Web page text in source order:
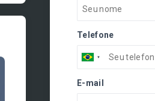
Telefone
E-mail